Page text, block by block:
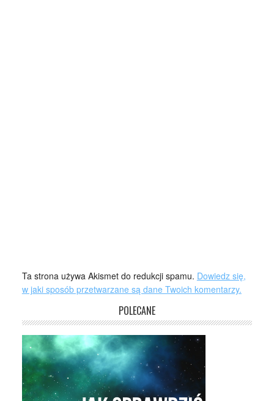
Ta strona używa Akismet do redukcji spamu. Dowiedz się,
w jaki sposób przetwarzane są dane Twoich komentarzy.
POLECANE